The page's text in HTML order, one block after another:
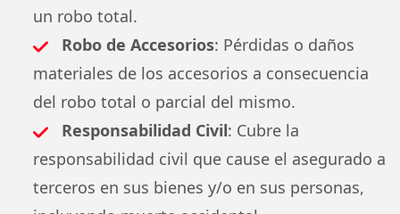
un robo total.
Robo de Accesorios: Pérdidas o daños
materiales de los accesorios a consecuencia
del robo total o parcial del mismo.
Responsabilidad Civil: Cubre la
responsabilidad civil que cause el asegurado a
terceros en sus bienes y/o en sus personas,